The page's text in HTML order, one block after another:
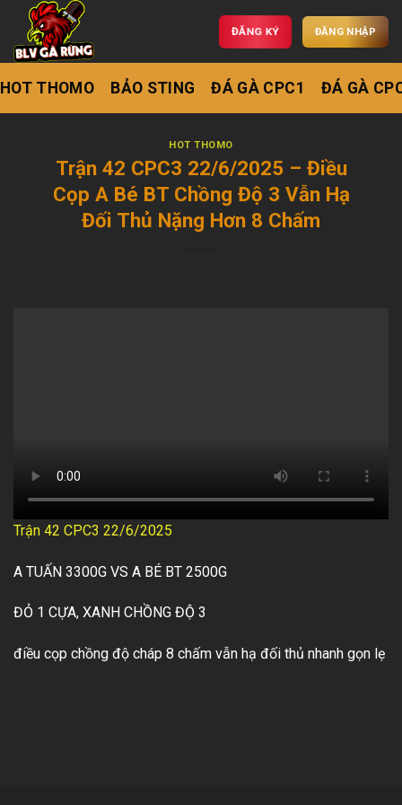
ĐĂNG KÝ ĐĂNG NHẬP
HOT THOMO BẢO STING ĐÁ GÀ CPC1 ĐÁ GÀ
HOT THOMO
Trận 42 CPC3 22/6/2025 – Điều
Cọp A Bé BT Chồng Độ 3 Vẫn Hạ
Đối Thủ Nặng Hơn 8 Chấm
Trận 42 CPC3 22/6/2025
A TUẤN 3300G VS A BÉ BT 2500G
ĐỎ 1 CỰA, XANH CHỒNG ĐỘ 3
điều cọp chồng độ cháp 8 chấm vẫn hạ đối thủ nhanh gọn lẹ